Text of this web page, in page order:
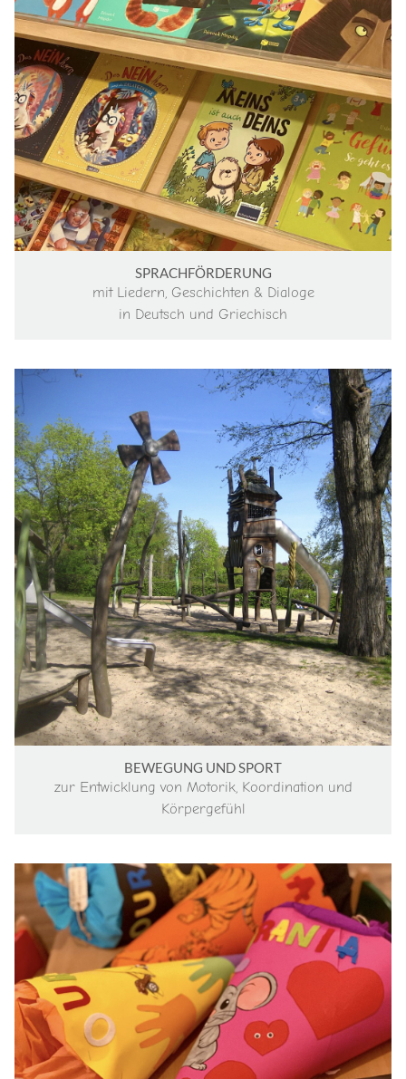
SPRACHFÖRDERUNG
mit Liedern, Geschichten & Dialoge
in Deutsch und Griechisch
BEWEGUNG UND SPORT
zur Entwicklung von Motorik, Koordination und
Körpergefühl